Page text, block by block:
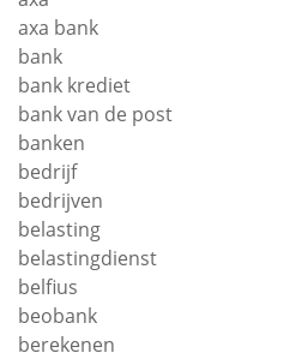
axa bank
bank
bank krediet
bank van de post
banken
bedrijf
bedrijven
belasting
belastingdienst
belfius
beobank
berekenen